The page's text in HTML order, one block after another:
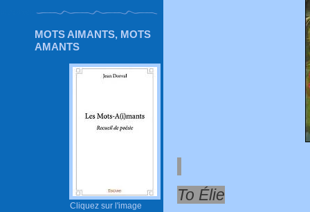
MOTS AIMANTS, MOTS
AMANTS
Cliquez sur l'image
To Élie